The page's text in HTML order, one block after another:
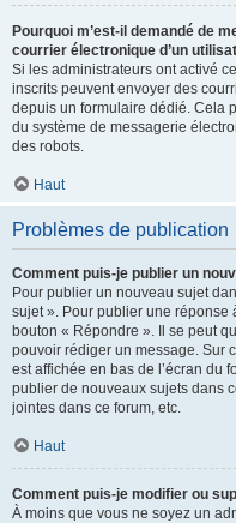
Pourquoi m’est-il demandé de
courrier électronique d’un
Si les administrateurs ont activé
inscrits peuvent envoyer des
depuis un formulaire dédié. Cela
du système de messagerie
des robots.
Haut
Problèmes de publication
Comment puis-je publier un
Pour publier un nouveau sujet
sujet ». Pour publier une réponse
bouton « Répondre ». Il se peut
pouvoir rédiger un message. Sur
est affichée en bas de l’écran du
publier de nouveaux sujets dans
jointes dans ce forum, etc.
Haut
Comment puis-je modifier ou
À moins que vous ne soyez un